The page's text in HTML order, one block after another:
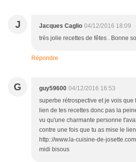
J Jacques Caglio 04/12/2016 18:09
très jolie recettes de fêtes . Bonne
Répondre
G guy59600 04/12/2016 16:53
superbe rétrospective et je vois que
lien de tes recettes donc pas la
vu qu'une charmante personne
contre une fois que tu as mise le
http:://www.la-cuisine-de-
midi bisous